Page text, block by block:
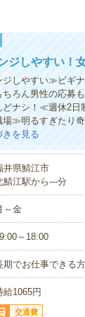
ジしやすい！
しやすい≫ビギ
ろん男性の応募
どナシ！≪週休2
場≫明るすぎたり
きを見る
井県鯖江市
鯖江駅から---分
～金
～18:00
期でお仕事できる
給1065円
交通費